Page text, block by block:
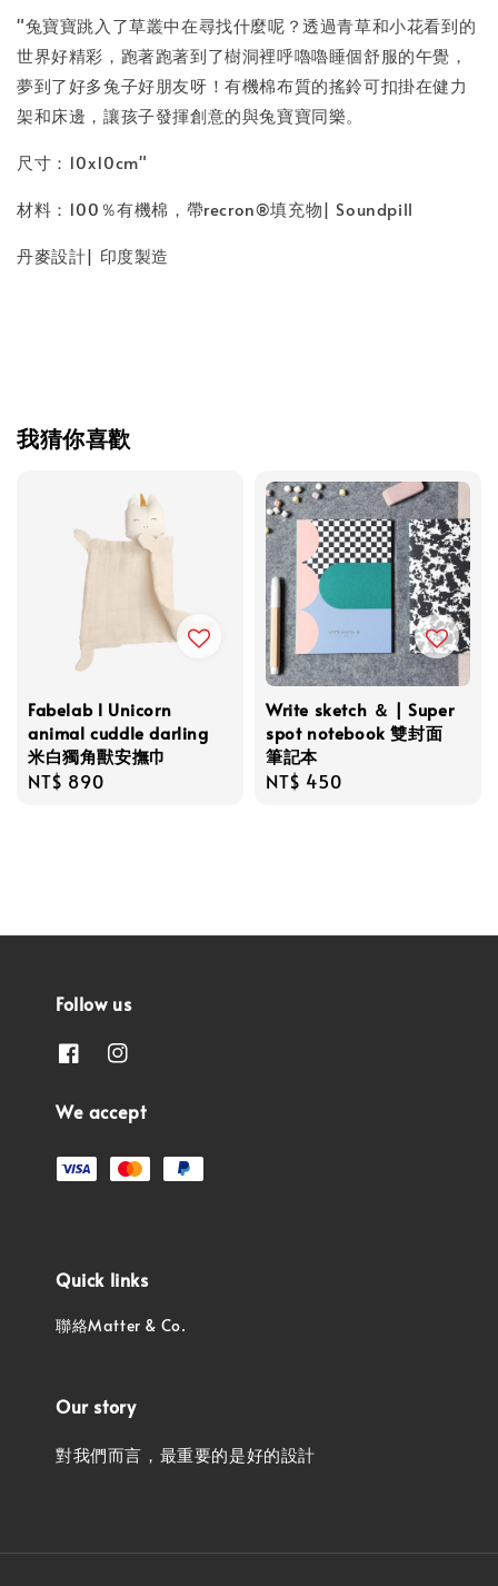
"兔寶寶跳入了草叢中在尋找什麼呢？透過青草和小花看到的
世界好精彩，跑著跑著到了樹洞裡呼嚕嚕睡個舒服的午覺，
夢到了好多兔子好朋友呀！有機棉布質的搖鈴可扣掛在健力
架和床邊，讓孩子發揮創意的與兔寶寶同樂。
尺寸：10x10cm"
材料：100％有機棉，帶recron®填充物| Soundpill
丹麥設計| 印度製造
我猜你喜歡
Fabelab l Unicorn
animal cuddle darling
米白獨角獸安撫巾
Regular
NT$ 890
Write sketch ＆ | Super
spot notebook 雙封面
筆記本
Regular
NT$ 450
Follow us
We accept
Quick links
聯絡Matter & Co.
Our story
對我們而言，最重要的是好的設計